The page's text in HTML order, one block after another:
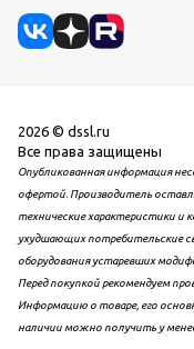
2026 © dssl.ru
Все права защищены
Опубликованная информация
офертой. Производитель
технические характеристики и
ухудшающих потребительские
оборудования устаревших
Перед покупкой рекомендуем
Информацию о товаре, его
наличии можно получить у